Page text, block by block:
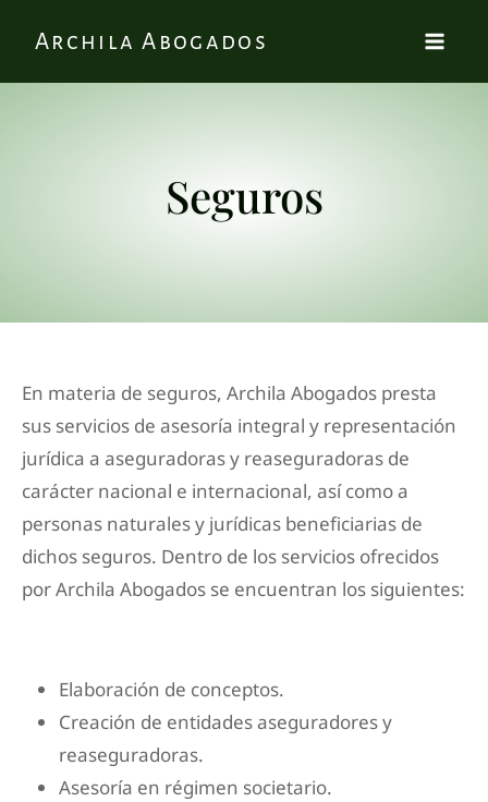
Archila Abogados
Seguros
En materia de seguros, Archila Abogados presta
sus servicios de asesoría integral y representación
jurídica a aseguradoras y reaseguradoras de
carácter nacional e internacional, así como a
personas naturales y jurídicas beneficiarias de
dichos seguros. Dentro de los servicios ofrecidos
por Archila Abogados se encuentran los siguientes:
Elaboración de conceptos.
Creación de entidades aseguradores y
reaseguradoras.
Asesoría en régimen societario.